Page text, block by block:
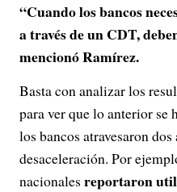
“Cuando los bancos
a través de un CDT,
mencionó Ramírez.
Basta con analizar los
para ver que lo anterior se
los bancos atravesaron
desaceleración. Por
nacionales reportaron